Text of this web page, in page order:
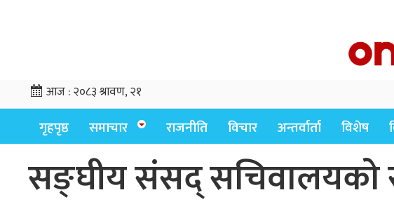
आज :२०८३ श्रावण, २१
गृहपृष्ठ समाचार राजनीति विचार अन्तर्वार्ता विशेष
सङ्घीय संसद् सचिवालयको